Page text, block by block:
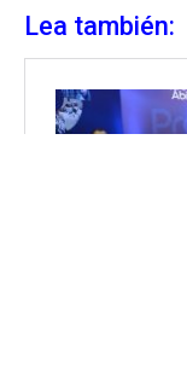
Lea también: